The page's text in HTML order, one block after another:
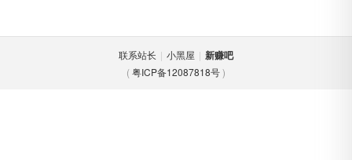
联系站长 | 小黑屋 | 新赚吧
(粤ICP备12087818号)